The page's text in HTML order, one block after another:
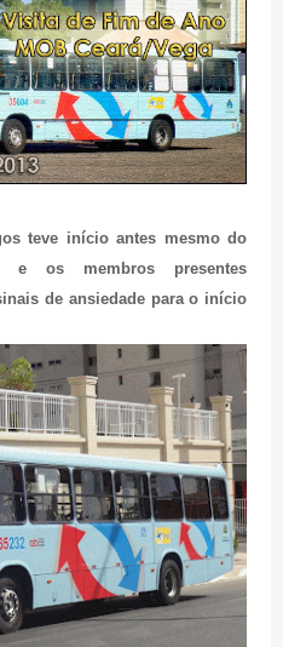
teve início antes mesmo do
e os membros presentes
de ansiedade para o início